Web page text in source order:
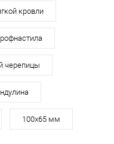
кровли
черепицы
100х65 мм